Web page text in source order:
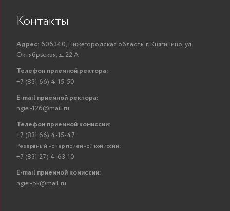
Контакты
Адрес: 606340, Нижегородская область, г. Княгинино, ул.
Октябрьская, д. 22 А
Телефон приемной ректора:
+7 (831 66) 4-15-50
E-mail приемной ректора:
ngiei-126@mail.ru
Телефон приемной комиссии:
+7 (831 66) 4-15-47
Резервный номер приемной комиссии:
+7 (831 27) 4-63-10
E-mail приемной комиссии:
ngiei-pk@mail.ru